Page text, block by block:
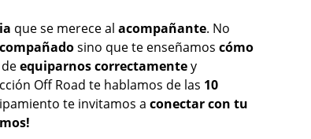
que se merece al acompañante. No
sino que te enseñamos cómo
equiparnos correctamentey
Off Road te hablamos de las 10
te invitamos a conectar con tu